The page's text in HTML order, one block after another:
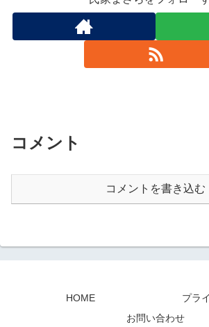
コメント
コメントを書き込む
HOME
プラ
お問い合わせ